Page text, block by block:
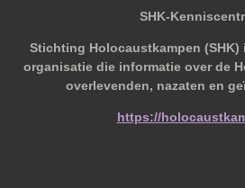
SHK-
Stichting Holocaustkampen
organisatie die informatie over de
overlevenden, nazaten en
https://